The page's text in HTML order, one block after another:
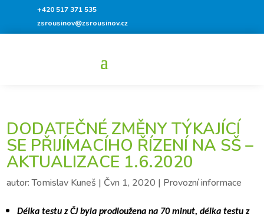
+420 517 371 535
zsrousinov@zsrousinov.cz
DODATEČNÉ ZMĚNY TÝKAJÍCÍ
SE PŘIJÍMACÍHO ŘÍZENÍ NA SŠ –
AKTUALIZACE 1.6.2020
autor:Tomislav Kuneš | Čvn 1, 2020 | Provozní informace
Délka testu z ČJ byla prodloužena na 70 minut, délka testu z